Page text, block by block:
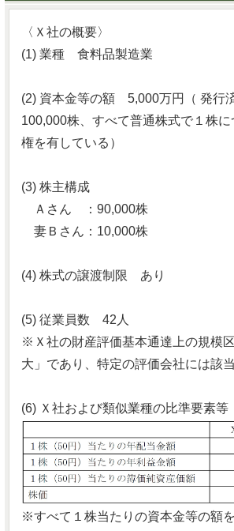
〈Ｘ社の概要〉
(1) 業種 食料品製造業
(2) 資本金等の額 5,000万円（ 発行
100,000株、すべて普通株式で１株
権を有している）
(3) 株主構成
Ａさん ：90,000株
妻Ｂさん：10,000株
(4) 株式の譲渡制限 あり
(5) 従業員数 42人
※Ｘ社の財産評価基本通達上の規模
大」であり、特定の評価会社には該当
(6) Ｘ社および類似業種の比準要素等
※すべて１株当たりの資本金等の額